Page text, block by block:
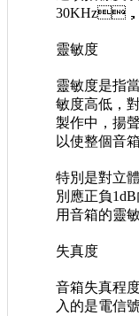
30KHz，
靈敏度
靈敏度是指
敏度高低
製作中，
以使整個音箱在
特別是對立
別應正負1dB
用音箱的靈敏
失真度
音箱失真程度
入的是電信